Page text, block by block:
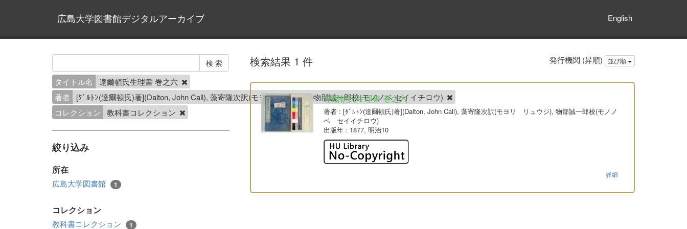
広島大学図書館デジタルアーカイブ English
タイトル名
達爾頓氏生理書 巻之六
著者
[ﾀﾞﾙﾄﾝ(達爾頓氏)著](Dalton, John Call), 藻寄隆次訳(モヨリ リュウジ), 物部誠一郎校(モノノベ セイイチロウ)
コレクション
教科書コレクション
絞り込み
所在
広島大学図書館 1
コレクション
教科書コレクション 1
検索結果 1 件 発行機関 (昇順) 並び順
達爾頓氏生理書 巻之六
著者: [ﾀﾞﾙﾄﾝ(達爾頓氏)著](Dalton, John Call), 藻寄隆次訳(モヨリ リュウジ), 物部誠一郎校(モノノ
ベ セイイチロウ)
出版年: 1877, 明治10
詳細